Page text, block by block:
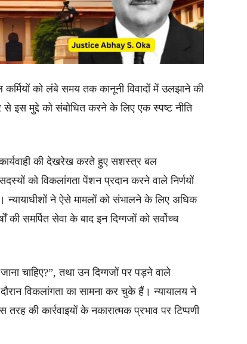
को लंबे समय तक कानूनी विवादों में उलझाने की
मुद्दे को संबोधित करने के लिए एक स्पष्ट नीति
की देखरेख करते हुए सशस्त्र बल
को विकलांगता पेंशन प्रदान करने वाले निर्णयों
ने ऐसे मामलों को संभालने के लिए अधिक
की समर्पित सेवा के बाद इन दिग्गजों को सर्वोच्च
चाहिए?”, तथा उन दिग्गजों पर पड़ने वाले
विकलांगता का सामना कर चुके हैं। न्यायालय ने
की कार्रवाइयों के नकारात्मक प्रभाव पर टिप्पणी